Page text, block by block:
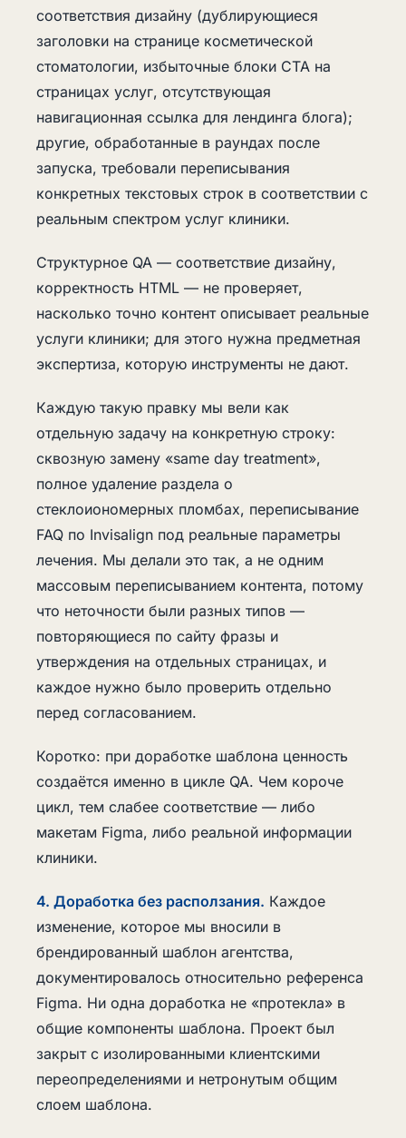
соответствия дизайну (дублирующиеся
заголовки на странице косметической
стоматологии, избыточные блоки CTA на
страницах услуг, отсутствующая
навигационная ссылка для лендинга блога);
другие, обработанные в раундах после
запуска, требовали переписывания
конкретных текстовых строк в соответствии с
реальным спектром услуг клиники.
Структурное QA — соответствие дизайну,
корректность HTML — не проверяет,
насколько точно контент описывает реальные
услуги клиники; для этого нужна предметная
экспертиза, которую инструменты не дают.
Каждую такую правку мы вели как
отдельную задачу на конкретную строку:
сквозную замену «same day treatment»,
полное удаление раздела о
стеклоиономерных пломбах, переписывание
FAQ по Invisalign под реальные параметры
лечения. Мы делали это так, а не одним
массовым переписыванием контента, потому
что неточности были разных типов —
повторяющиеся по сайту фразы и
утверждения на отдельных страницах, и
каждое нужно было проверить отдельно
перед согласованием.
Коротко: при доработке шаблона ценность
создаётся именно в цикле QA. Чем короче
цикл, тем слабее соответствие — либо
макетам Figma, либо реальной информации
клиники.
4. Доработка без расползания. Каждое
изменение, которое мы вносили в
брендированный шаблон агентства,
документировалось относительно референса
Figma. Ни одна доработка не «протекла» в
общие компоненты шаблона. Проект был
закрыт с изолированными клиентскими
переопределениями и нетронутым общим
слоем шаблона.